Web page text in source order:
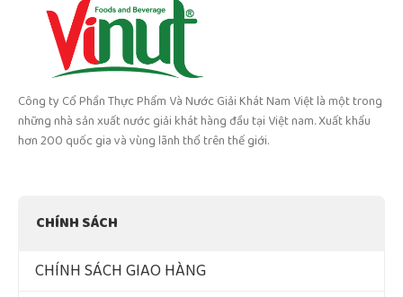
Công ty Cổ Phần Thực Phẩm Và Nước Giải Khát Nam Việt là một trong
những nhà sản xuất nước giải khát hàng đầu tại Việt nam. Xuất khẩu
hơn 200 quốc gia và vùng lãnh thổ trên thế giới.
CHÍNH SÁCH
CHÍNH SÁCH GIAO HÀNG